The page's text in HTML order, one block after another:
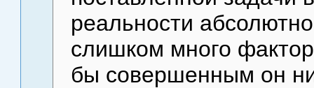
реальности
слишком много
бы совершенным он